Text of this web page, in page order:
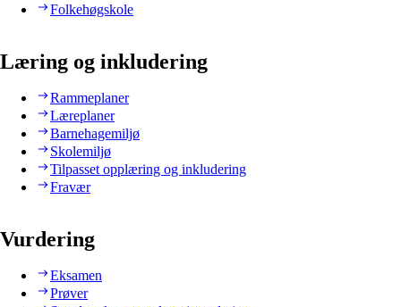
Folkehøgskole
Læring og inkludering
Rammeplaner
Læreplaner
Barnehagemiljø
Skolemiljø
Tilpasset opplæring og inkludering
Fravær
Vurdering
Eksamen
Prøver